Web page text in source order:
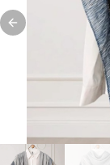
Previous slide